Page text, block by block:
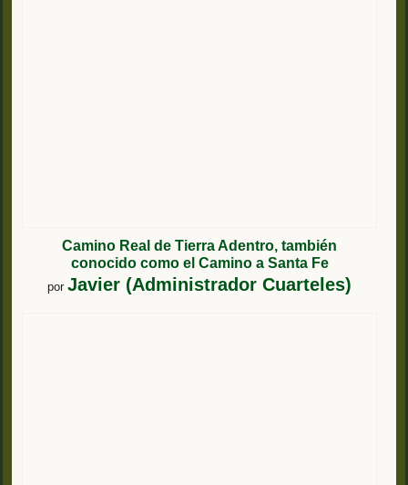
Camino Real de Tierra Adentro, también
conocido como el Camino a Santa Fe
por Javier (Administrador Cuarteles)